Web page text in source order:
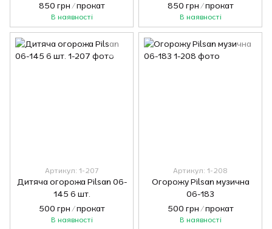
Grey
850 грн / прокат
В наявності
850 грн / прокат
В наявності
Артикул: 1-207
Дитяча огорожа Pilsan 06-
145 6 шт.
500 грн / прокат
В наявності
Артикул: 1-208
Огорожу Pilsan музична
06-183
500 грн / прокат
В наявності